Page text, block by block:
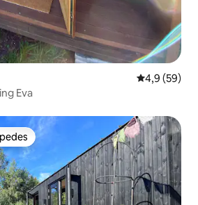
4,9 de uma
4,9 (59)
Eva
dos hóspedes